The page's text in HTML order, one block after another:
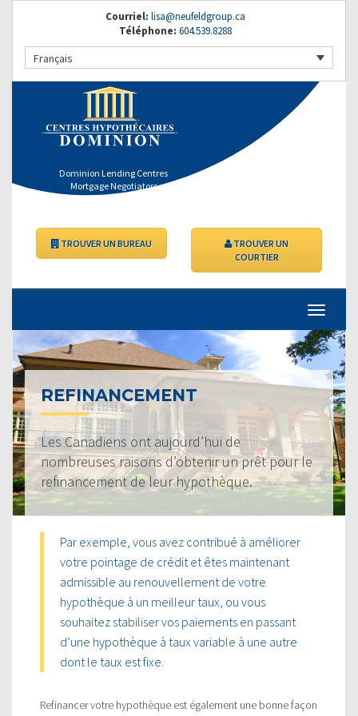
Courriel: lisa@neufeldgroup.ca
Téléphone: 604.539.8288
Français
Dominion Lending Centres
Mortgage Negotiators
TROUVER UN BUREAU
TROUVER UN
COURTIER
REFINANCEMENT
Les Canadiens ont aujourd’hui de
nombreuses raisons d’obtenir un prêt pour le
refinancement de leur hypothèque.
Par exemple, vous avez contribué à améliorer
votre pointage de crédit et êtes maintenant
admissible au renouvellement de votre
hypothèque à un meilleur taux, ou vous
souhaitez stabiliser vos paiements en passant
d’une hypothèque à taux variable à une autre
dont le taux est fixe.
Refinancer votre hypothèque est également une bonne façon